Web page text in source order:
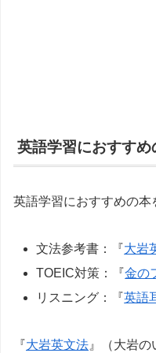
英語学習におすすめ
英語学習におすすめの本
文法参考書：『大岩
TOEIC対策：『金の
リスニング：『英語
『大岩英文法』（大岩の